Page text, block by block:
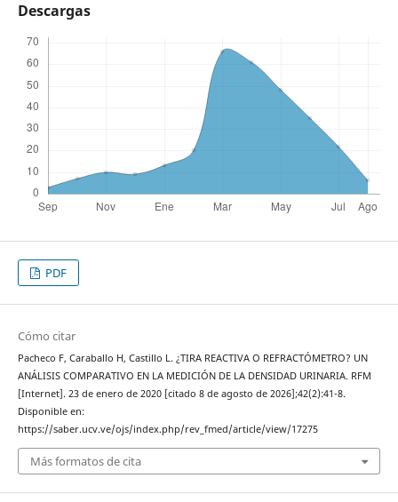
Descargas
PDF
Cómo citar
Pacheco F, Caraballo H, Castillo L. ¿TIRA REACTIVA O REFRACTÓMETRO? UN
ANÁLISIS COMPARATIVO EN LA MEDICIÓN DE LA DENSIDAD URINARIA. RFM
[Internet]. 23 de enero de 2020 [citado 8 de agosto de 2026];42(2):41-8.
Disponible en:
https://saber.ucv.ve/ojs/index.php/rev_fmed/article/view/17275
Más formatos de cita